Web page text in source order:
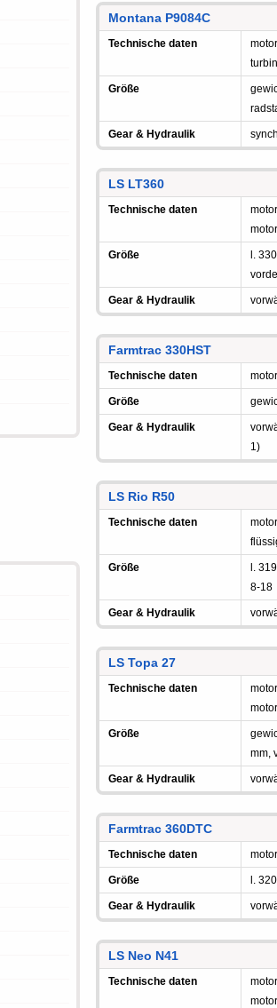
Montana P9084C
Technische daten
Größe
Gear & Hydraulik
LS LT360
Technische daten
Größe
l.
Gear & Hydraulik
Farmtrac 330HST
Technische daten
Größe
Gear & Hydraulik
1)
LS Rio R50
Technische daten
Größe
l.
8-18
Gear & Hydraulik
LS Topa 27
Technische daten
Größe
mm,
Gear & Hydraulik
Farmtrac 360DTC
Technische daten
Größe l.
Gear & Hydraulik
LS Neo N41
Technische daten